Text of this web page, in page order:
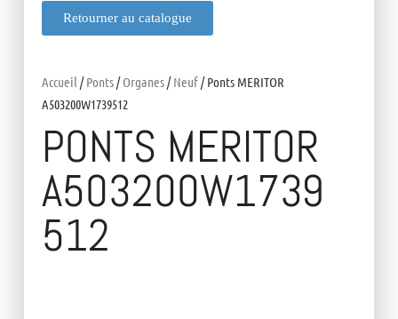
Retourner au catalogue
Accueil /Ponts/Organes/Neuf/ Ponts MERITOR
A503200W1739512
PONTS MERITOR
A503200W1739
512